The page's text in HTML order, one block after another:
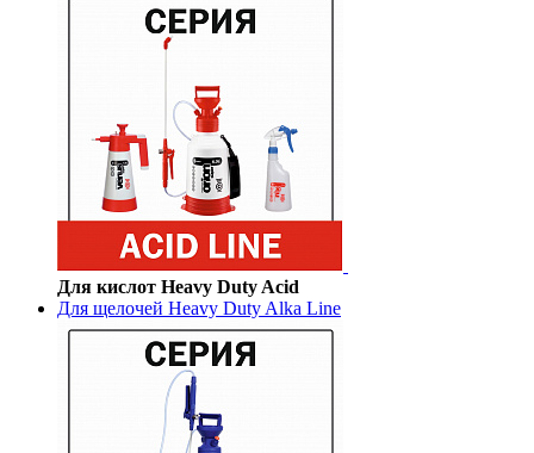
Для кислот Heavy Duty Acid
Для щелочей Heavy Duty Alka Line